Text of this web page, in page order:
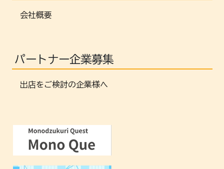
会社概要
パートナー企業募集
出店をご検討の企業様へ